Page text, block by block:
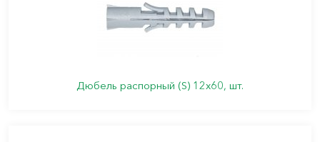
Дюбель распорный (S) 12х60, шт.